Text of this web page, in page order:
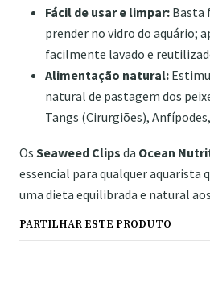
Fácil de usar e limpar: Basta
prender no vidro do aquário;
facilmente lavado e
Alimentação natural:
natural de pastagem dos
Tangs (Cirurgiões),
Os Seaweed Clips da Ocean
essencial para qualquer aquarista
uma dieta equilibrada e natural
PARTILHAR ESTE PRODUTO